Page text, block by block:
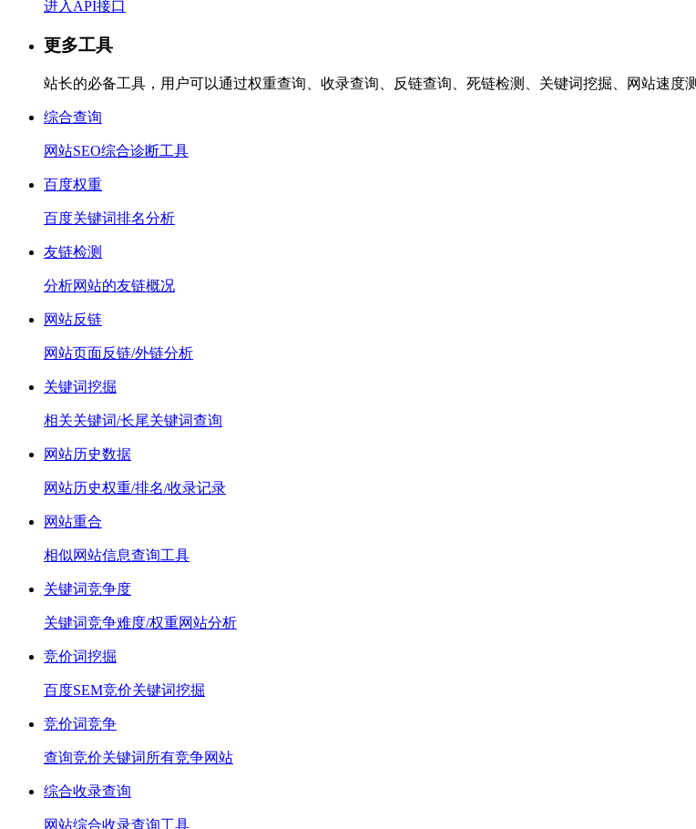
进入API接口
更多工具
站长的必备工具，用户可以通过权重查询、收录查询、反链查询、死链检测、关键词挖掘、网站速度
综合查询
网站SEO综合诊断工具
百度权重
百度关键词排名分析
友链检测
分析网站的友链概况
网站反链
网站页面反链/外链分析
关键词挖掘
相关关键词/长尾关键词查询
网站历史数据
网站历史权重/排名/收录记录
网站重合
相似网站信息查询工具
关键词竞争度
关键词竞争难度/权重网站分析
竞价词挖掘
百度SEM竞价关键词挖掘
竞价词竞争
查询竞价关键词所有竞争网站
综合收录查询
网站综合收录查询工具